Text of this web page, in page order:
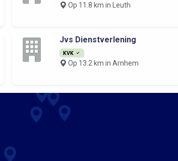
Op 11.8 km in Leuth
Jvs Dienstverlening
KVK
Op 13.2 km in Arnhem